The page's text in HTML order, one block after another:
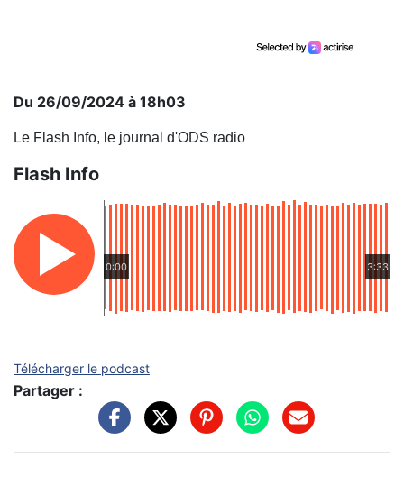
Du 26/09/2024 à 18h03
Le Flash Info, le journal d'ODS radio
Flash Info
0:00 3:33
Télécharger le podcast
Partager :